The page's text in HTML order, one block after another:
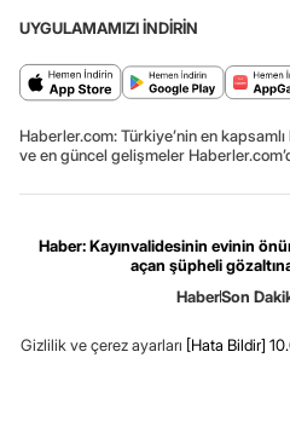
UYGULAMAMIZI İNDİRİN
Haberler.com: Türkiye’nin en
ve en güncel gelişmeler
Haber: Kayınvalidesinin evinin
açan şüpheli
HaberSon
Gizlilik ve çerez ayarları [Hata Bildir]